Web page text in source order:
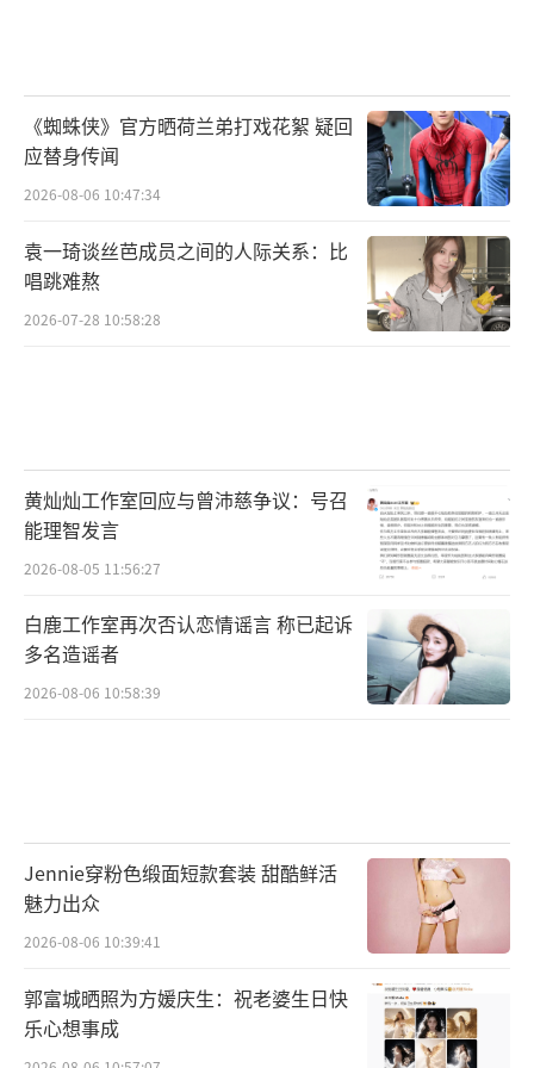
《蜘蛛侠》官方晒荷兰弟打戏花絮 疑回
应替身传闻
2026-08-06 10:47:34
袁一琦谈丝芭成员之间的人际关系：比
唱跳难熬
2026-07-28 10:58:28
黄灿灿工作室回应与曾沛慈争议：号召
能理智发言
2026-08-05 11:56:27
白鹿工作室再次否认恋情谣言 称已起诉
多名造谣者
2026-08-06 10:58:39
Jennie穿粉色缎面短款套装 甜酷鲜活
魅力出众
2026-08-06 10:39:41
郭富城晒照为方媛庆生：祝老婆生日快
乐心想事成